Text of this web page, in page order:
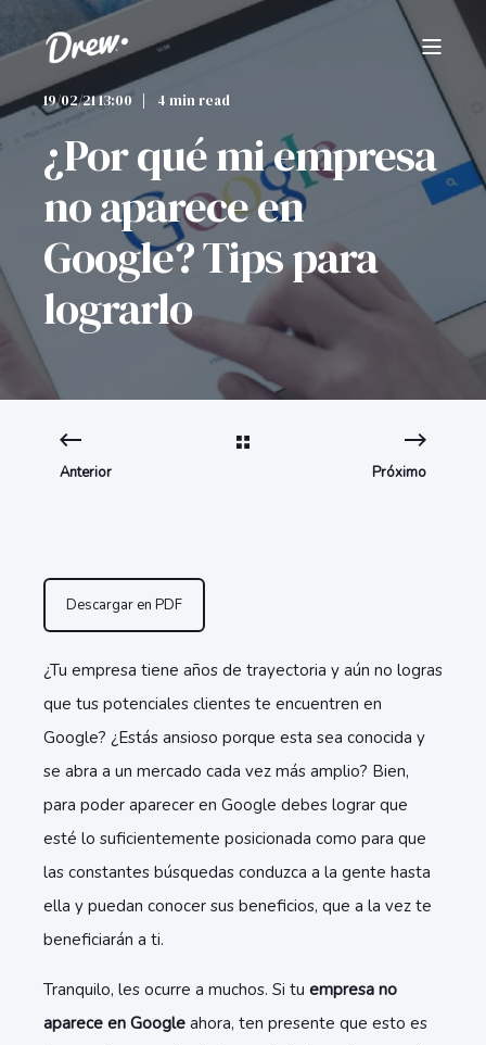
19/02/21 13:00 4 min read
¿Por qué mi empresa
no aparece en
Google? Tips para
lograrlo
Anterior Próximo
Descargar en PDF
¿Tu empresa tiene años de trayectoria y aún no logras
que tus potenciales clientes te encuentren en
Google? ¿Estás ansioso porque esta sea conocida y
se abra a un mercado cada vez más amplio? Bien,
para poder aparecer en Google debes lograr que
esté lo suficientemente posicionada como para que
las constantes búsquedas conduzca a la gente hasta
ella y puedan conocer sus beneficios, que a la vez te
beneficiarán a ti.
Tranquilo, les ocurre a muchos. Si tu empresa no
aparece en Google ahora, ten presente que esto es